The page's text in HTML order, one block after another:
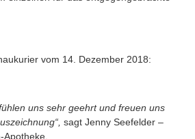
vom 14. Dezember 2018:
uns sehr geehrt und freuen uns
sagt Jenny Seefelder –
Apotheke.